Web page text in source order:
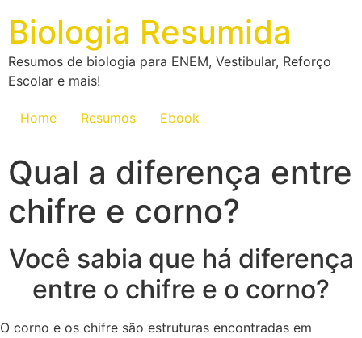
Biologia Resumida
Resumos de biologia para ENEM, Vestibular, Reforço
Escolar e mais!
Home Resumos Ebook
Qual a diferença entre
chifre e corno?
Você sabia que há diferença
entre o chifre e o corno?
O corno e os chifre são estruturas encontradas em